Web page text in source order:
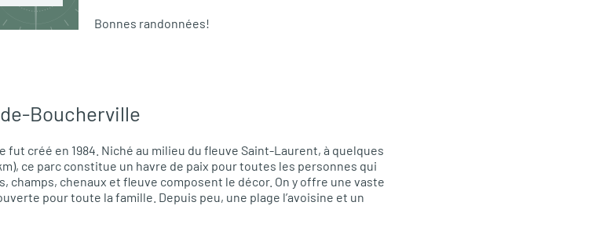
Bonnes randonnées!
Boucherville
créé en 1984. Niché au milieu du fleuve Saint-Laurent, à quelques
ce parc constitue un havre de paix pour toutes les personnes qui
champs, chenaux et fleuve composent le décor. On y offre une vaste
pour toute la famille. Depuis peu, une plage l’avoisine et un